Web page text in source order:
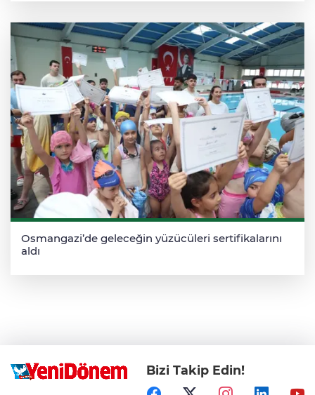
Osmangazi’de geleceğin yüzücüleri sertifikalarını
aldı
Bizi Takip Edin!